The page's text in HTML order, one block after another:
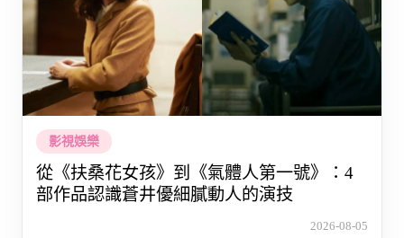
影視娛樂
從《扶桑花女孩》到《氣體人第一號》：4
部作品認識蒼井優細膩動人的演技
2026-08-05